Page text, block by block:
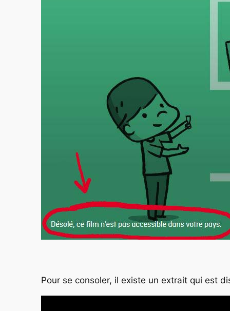
Pour se consoler, il existe un extrait qui est